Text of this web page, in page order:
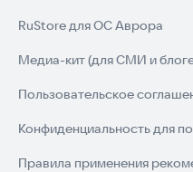
RuStore для ОС Аврора
Медиа-кит (для СМИ и
Пользовательское
Конфиденциальность для
Правила применения